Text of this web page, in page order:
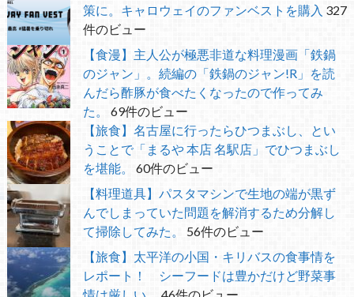
策に。キャロウェイのファンベストを購入 327
件のビュー
【食漫】主人公が極悪非道な料理漫画「鉄鍋
のジャン」。続編の「鉄鍋のジャン!R」を読
んだら酢豚が食べたくなったので作ってみ
た。
69件のビュー
【旅食】名古屋に行ったらひつまぶし、とい
うことで「まるや 本店 名駅店」でひつまぶし
を堪能。
60件のビュー
【料理道具】パスタマシンで生地の端が黒ず
んでしまっていた問題を解消するため分解し
て掃除してみた。
56件のビュー
【旅食】太平洋の小国・キリバスの食事情を
レポート！ シーフードは豊かだけど野菜事